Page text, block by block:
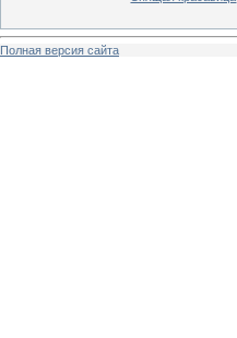
Полная версия сайта